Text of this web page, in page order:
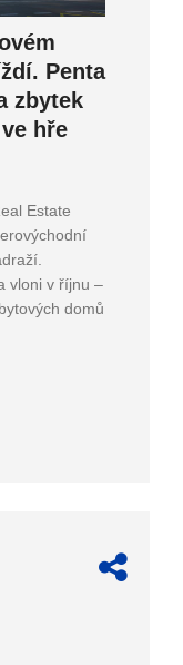
Penta
zbytek
hře
Estate
vloni v říjnu –
domů